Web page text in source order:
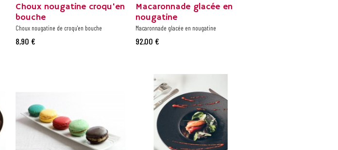
Choux nougatine croqu'en
bouche
Choux nougatine de croqu'en bouche
8,90 €
Macaronnade glacée en
nougatine
Macaronnade glacée en nougatine
92,00 €